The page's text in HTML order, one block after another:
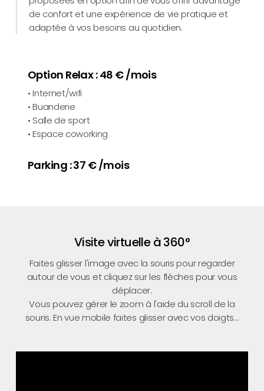
de confort et une expérience de vie pratique et
adaptée à vos besoins au quotidien.
Option Relax : 48 € /mois
• Internet/wifi
• Buanderie
• Salle de sport
• Espace coworking
Parking : 37 € /mois
Visite virtuelle à 360°
Faites glisser l'image avec la souris pour regarder
autour de vous et cliquez sur les flèches pour vous
déplacer.
Vous pouvez gérer le zoom à l'aide du scroll de la
souris. En vue mobile faites glisser avec vos doigts...